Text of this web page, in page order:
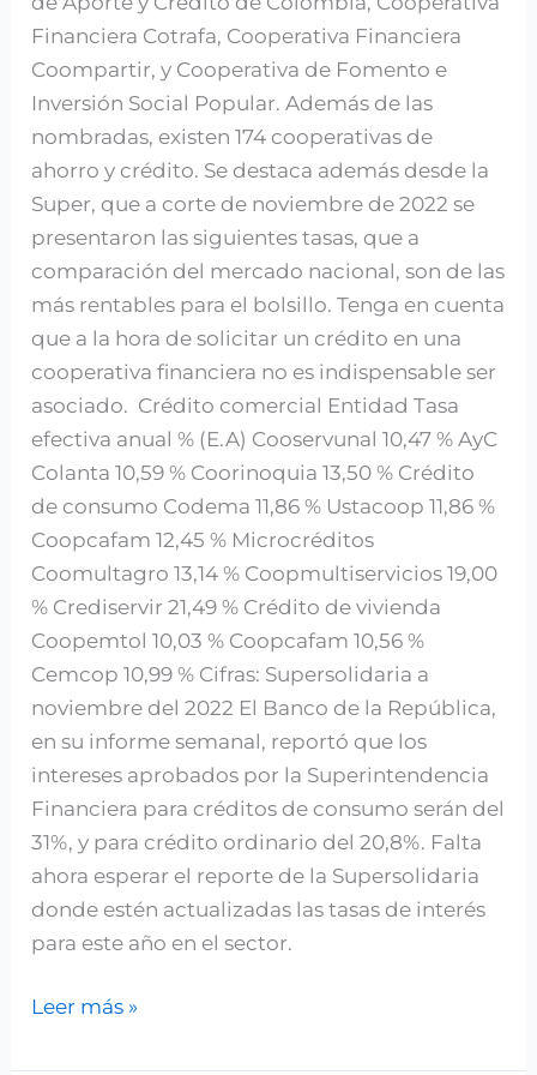
Financiera Cotrafa, Cooperativa Financiera
Coompartir, y Cooperativa de Fomento e
Inversión Social Popular. Además de las
nombradas, existen 174 cooperativas de
ahorro y crédito. Se destaca además desde la
Super, que a corte de noviembre de 2022 se
presentaron las siguientes tasas, que a
comparación del mercado nacional, son de las
más rentables para el bolsillo. Tenga en cuenta
que a la hora de solicitar un crédito en una
cooperativa financiera no es indispensable ser
asociado. Crédito comercial Entidad Tasa
efectiva anual % (E.A) Cooservunal 10,47 % AyC
Colanta 10,59 % Coorinoquia 13,50 % Crédito
de consumo Codema 11,86 % Ustacoop 11,86 %
Coopcafam 12,45 % Microcréditos
Coomultagro 13,14 % Coopmultiservicios 19,00
% Crediservir 21,49 % Crédito de vivienda
Coopemtol 10,03 % Coopcafam 10,56 %
Cemcop 10,99 % Cifras: Supersolidaria a
noviembre del 2022 El Banco de la República,
en su informe semanal, reportó que los
intereses aprobados por la Superintendencia
Financiera para créditos de consumo serán del
31%, y para crédito ordinario del 20,8%. Falta
ahora esperar el reporte de la Supersolidaria
donde estén actualizadas las tasas de interés
para este año en el sector.
Leer más »